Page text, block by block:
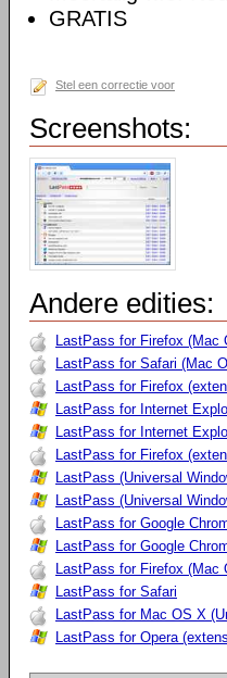
GRATIS
Stel een correctie voor
Screenshots:
Andere edities:
LastPass for Firefox (Mac
LastPass for Safari (Mac
LastPass for Firefox
LastPass for Internet
LastPass for Internet
LastPass for Firefox
LastPass (Universal
LastPass (Universal
LastPass for Google
LastPass for Google
LastPass for Firefox (Mac
LastPass for Safari
LastPass for Mac OS X
LastPass for Opera